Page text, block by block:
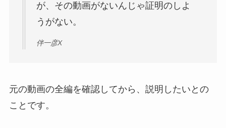
が、その動画がないんじゃ証明のしよ
うがない。
伴一彦X
元の動画の全編を確認してから、説明したいとの
ことです。